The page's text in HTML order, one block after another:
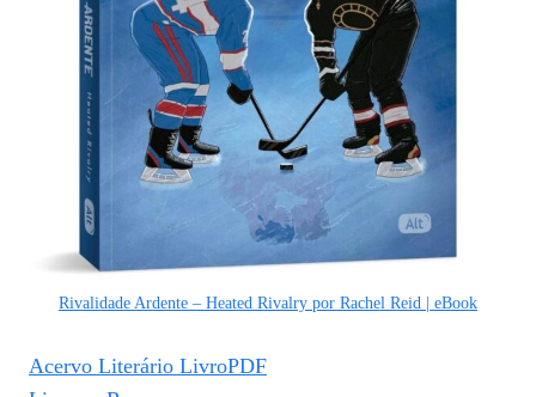
Rivalidade Ardente – Heated Rivalry por Rachel Reid | eBook
Acervo Literário LivroPDF